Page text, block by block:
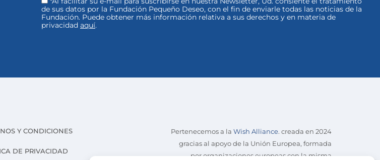
de sus datos por la Fundación Pequeño Deseo, con el fin de enviarle todas las noticias de la
Fundación. Puede obtener más información relativa a sus derechos y en materia de
privacidad aquí.
Y CONDICIONES
DE PRIVACIDAD
Pertenecemos a la Wish Alliance. creada en 2024
gracias al apoyo de la Unión Europea, formada
por organizaciones europeas con la misma